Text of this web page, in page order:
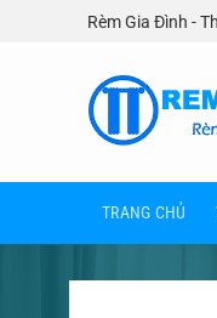
Rèm Gia Đình -
TRANG CHỦ